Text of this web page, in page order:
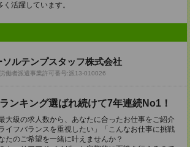
活躍しています。
ソルテンプスタッフ株式会社
労働者派遣事業許可番号:派13-010026
ンキング選ばれ続けて7年連続No1！
大級の求人数から、あなたに合ったお仕事をご紹介
イフバランスを重視したい」「こんなお仕事に挑戦
たのご希望を一緒に叶えませんか？